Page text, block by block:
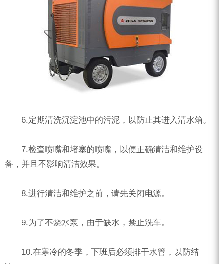
6.定期清洗沉淀池中的污泥，以防止其进入清水箱。
7.检查喷嘴和堵塞的喷嘴，以便正确清洁和维护设
备，并且不影响清洁效果。
8.进行清洁和维护之前，请先关闭电源。
9.为了不烧水泵，由于缺水，禁止洗车。
10.在寒冷的冬季，下班后必须排干水管，以防结